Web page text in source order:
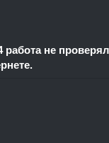
не